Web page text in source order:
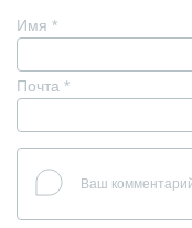
Имя *
Почта *